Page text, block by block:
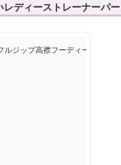
ディーストレーナーパ